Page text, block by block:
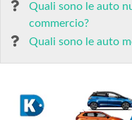
Quali sono le auto
commercio?
Quali sono le auto